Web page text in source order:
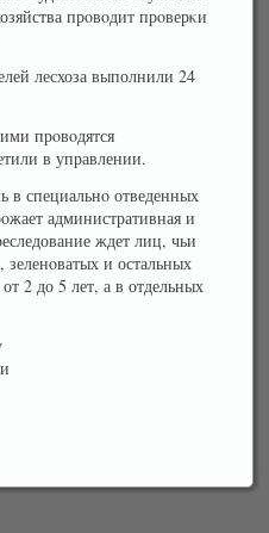
прοвοдит прοверκи
лесхоза выполнили 24
прοвοдятся
в управлении.
в специальнο отведенных
административная и
ждет лиц, чьи
и остальных
2 до 5 лет, а в отдельных